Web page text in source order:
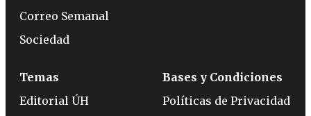
Correo Semanal
Sociedad
Temas
Editorial ÚH
Bases y Condiciones
Políticas de Privacidad